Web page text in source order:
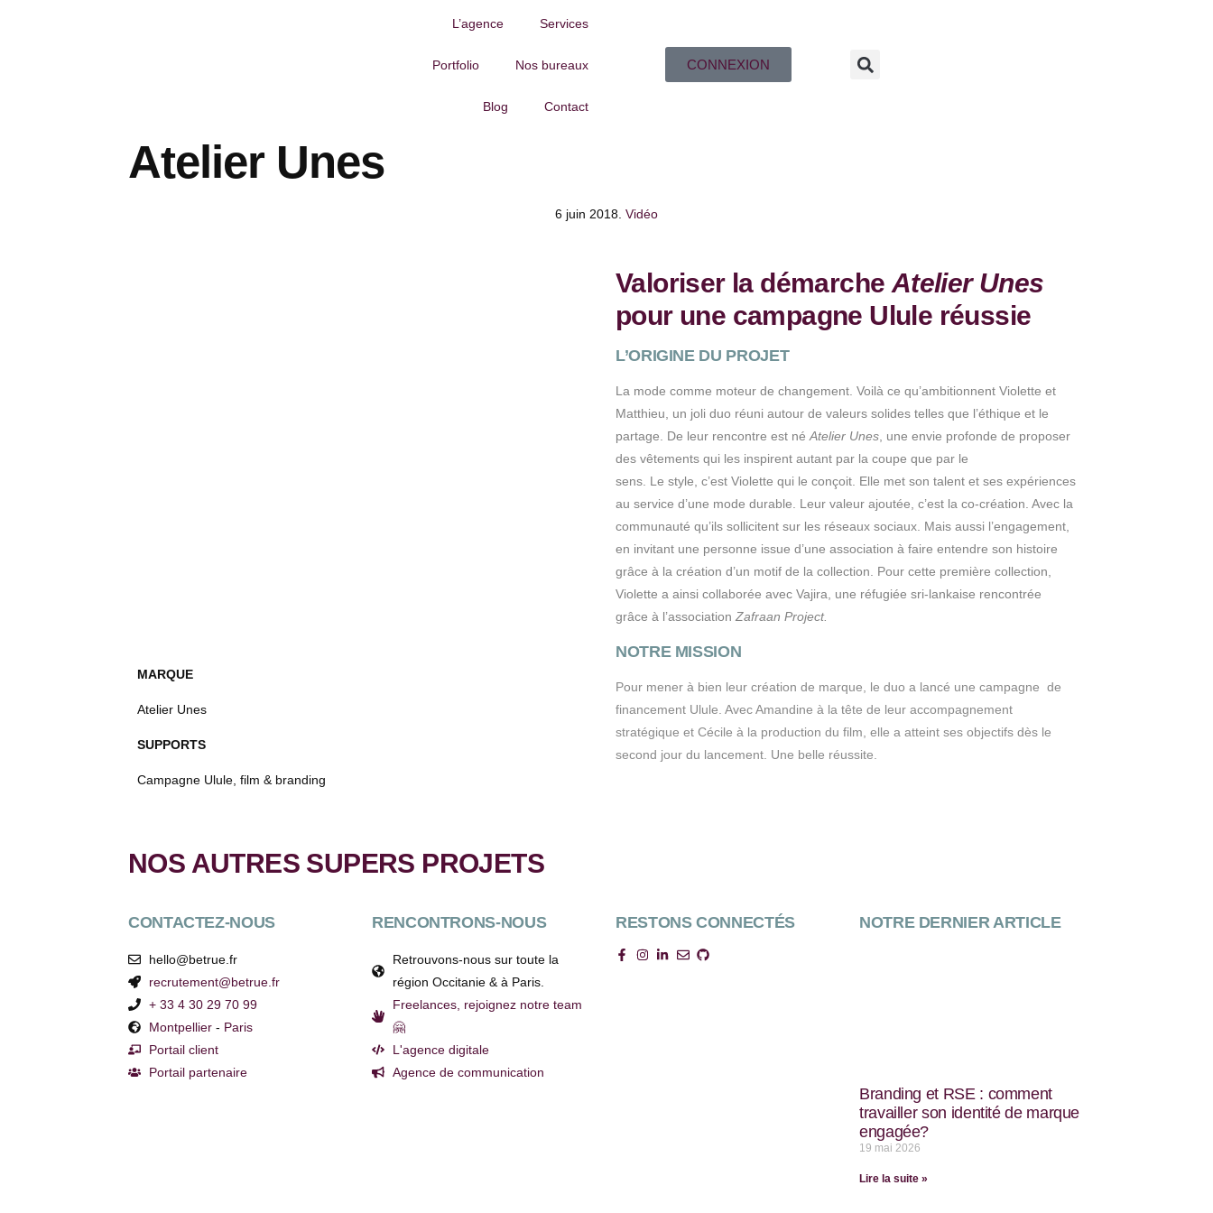
L’agence Services
Portfolio Nos bureaux
Blog Contact
CONNEXION
Atelier Unes
6 juin 2018 Vidéo
MARQUE
Atelier Unes
SUPPORTS
Campagne Ulule, film & branding
Valoriser la démarche Atelier Unes
pour une campagne Ulule réussie
L’ORIGINE DU PROJET
La mode comme moteur de changement. Voilà ce qu’ambitionnent Violette et
Matthieu, un joli duo réuni autour de valeurs solides telles que l’éthique et le
partage. De leur rencontre est né Atelier Unes , une envie profonde de proposer
des vêtements qui les inspirent autant par la coupe que par le
sens. Le style, c’est Violette qui le conçoit. Elle met son talent et ses expériences
au service d’une mode durable. Leur valeur ajoutée, c’est la co-création. Avec la
communauté qu’ils sollicitent sur les réseaux sociaux. Mais aussi l’engagement,
en invitant une personne issue d’une association à faire entendre son histoire
grâce à la création d’un motif de la collection. Pour cette première collection,
Violette a ainsi collaborée avec Vajira, une réfugiée sri-lankaise rencontrée
grâce à l’association Zafraan Project.
NOTRE MISSION
Pour mener à bien leur création de marque, le duo a lancé une campagne de
financement Ulule. Avec Amandine à la tête de leur accompagnement
stratégique et Cécile à la production du film, elle a atteint ses objectifs dès le
second jour du lancement. Une belle réussite.
NOS AUTRES SUPERS PROJETS
CONTACTEZ-NOUS
hello@betrue.fr
recrutement@betrue.fr
+ 33 4 30 29 70 99
Montpellier- Paris
Portail client
Portail partenaire
RENCONTRONS-NOUS
Retrouvons-nous sur toute la
région Occitanie & à Paris.
Freelances, rejoignez notre team
🤗
L'agence digitale
Agence de communication
RESTONS CONNECTÉS NOTRE DERNIER ARTICLE
Branding et RSE : comment
travailler son identité de marque
engagée?
19 mai 2026
Lire la suite »